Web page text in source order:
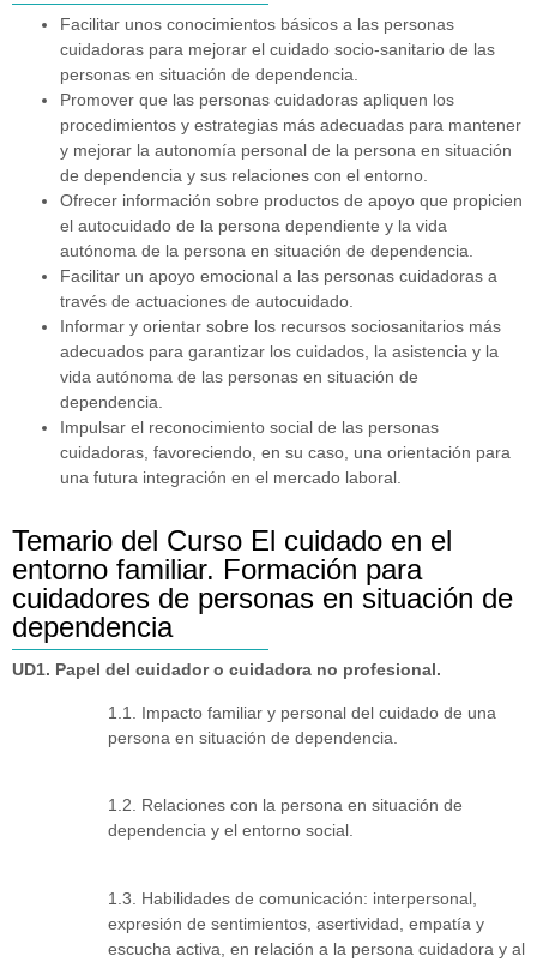
Facilitar unos conocimientos básicos a las personas
cuidadoras para mejorar el cuidado socio-sanitario de las
personas en situación de dependencia.
Promover que las personas cuidadoras apliquen los
procedimientos y estrategias más adecuadas para mantener
y mejorar la autonomía personal de la persona en situación
de dependencia y sus relaciones con el entorno.
Ofrecer información sobre productos de apoyo que propicien
el autocuidado de la persona dependiente y la vida
autónoma de la persona en situación de dependencia.
Facilitar un apoyo emocional a las personas cuidadoras a
través de actuaciones de autocuidado.
Informar y orientar sobre los recursos sociosanitarios más
adecuados para garantizar los cuidados, la asistencia y la
vida autónoma de las personas en situación de
dependencia.
Impulsar el reconocimiento social de las personas
cuidadoras, favoreciendo, en su caso, una orientación para
una futura integración en el mercado laboral.
Temario del Curso El cuidado en el
entorno familiar. Formación para
cuidadores de personas en situación de
dependencia
UD1. Papel del cuidador o cuidadora no profesional.
1.1. Impacto familiar y personal del cuidado de una
persona en situación de dependencia.
1.2. Relaciones con la persona en situación de
dependencia y el entorno social.
1.3. Habilidades de comunicación: interpersonal,
expresión de sentimientos, asertividad, empatía y
escucha activa, en relación a la persona cuidadora y al